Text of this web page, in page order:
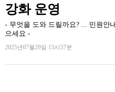
강화 운영
- 무엇을 도와 드릴까요? ... 민원안
으세요 -
2025년07월29일 13시57분